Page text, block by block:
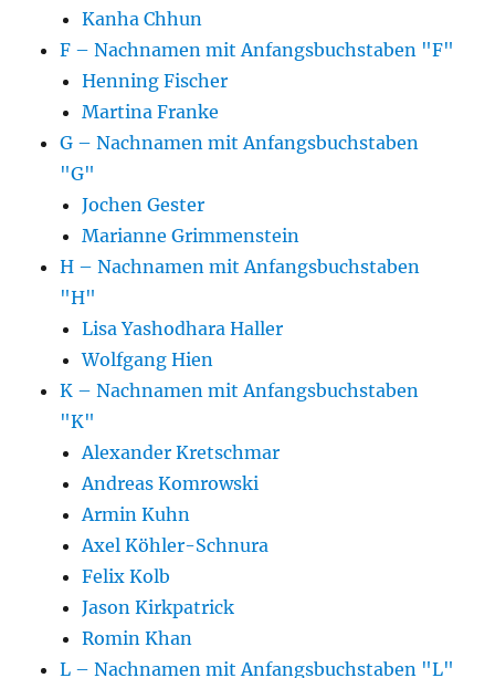
Kanha Chhun
F – Nachnamen mit Anfangsbuchstaben "F"
Henning Fischer
Martina Franke
G – Nachnamen mit Anfangsbuchstaben
"G"
Jochen Gester
Marianne Grimmenstein
H – Nachnamen mit Anfangsbuchstaben
"H"
Lisa Yashodhara Haller
Wolfgang Hien
K – Nachnamen mit Anfangsbuchstaben
"K"
Alexander Kretschmar
Andreas Komrowski
Armin Kuhn
Axel Köhler-Schnura
Felix Kolb
Jason Kirkpatrick
Romin Khan
L – Nachnamen mit Anfangsbuchstaben "L"